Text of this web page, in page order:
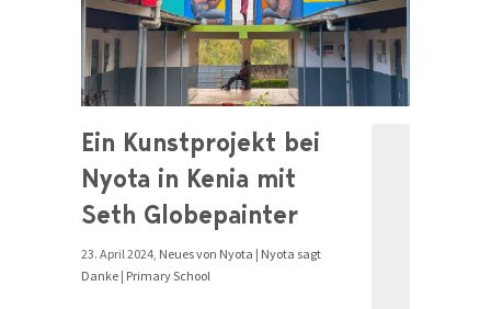
Ein Kunstprojekt bei
Nyota in Kenia mit
Seth Globepainter
23. April 2024, Neues von Nyota | Nyota sagt
Danke | Primary School